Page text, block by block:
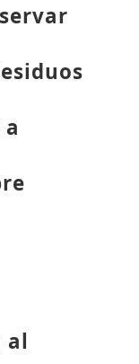
al